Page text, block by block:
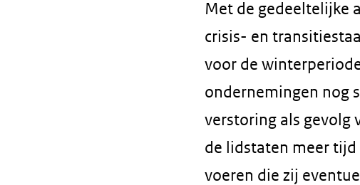
Met de gedeeltelijke
crisis- en
voor de
ondernemingen nog
verstoring als gevolg
de lidstaten meer
voeren die zij